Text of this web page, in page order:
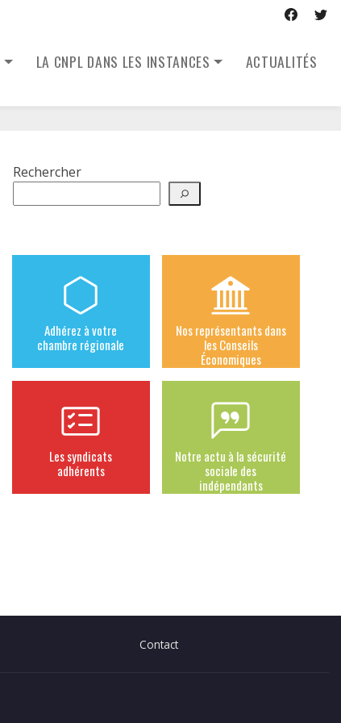
LA CNPL DANS LES INSTANCES ACTUALITÉS
Rechercher
Adhérez à votre
chambre régionale
Nos représentants dans
les Conseils
Économiques
Les syndicats
adhérents
Notre actu à la sécurité
sociale des
indépendants
Contact